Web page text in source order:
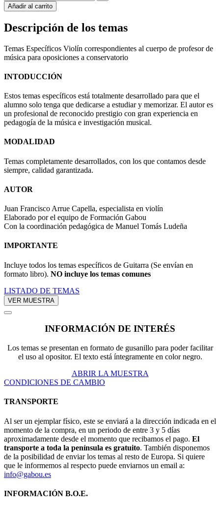
Añadir al carrito
Descripción de los temas
Temas Específicos Violín correspondientes al cuerpo de profesor de
música para oposiciones a conservatorio
INTODUCCIÓN
Estos temas específicos está totalmente desarrollado para que el
alumno solo tenga que dedicarse a estudiar y memorizar. El autor es
un profesional de reconocido prestigio con gran experiencia en
pedagogía de la música e investigación musical.
MODALIDAD
Temas completamente desarrollados, con los que contamos desde
siempre, calidad garantizada.
AUTOR
Juan Francisco Arrue Capella, especialista en violín
Elaborado por el equipo de Formación Gabou
Con la coordinación pedagógica de Manuel Tomás Ludeña
IMPORTANTE
Incluye todos los temas específicos de Guitarra (Se envían en
formato libro). NO incluye los temas comunes
LISTADO DE TEMAS
VER MUESTRA
INFORMACIÓN DE INTERÉS
Los temas se presentan en formato de gusanillo para poder facilitar
el uso al opositor. El texto está íntegramente en color negro.
ABRIR LA MUESTRA
CONDICIONES DE CAMBIO
TRANSPORTE
Al ser un ejemplar físico, este se enviará a la dirección indicada en el
momento de la compra, en un periodo de entre 3 y 5 días
aproximadamente desde el momento que recibamos el pago. El
transporte a toda la península es gratuito. También disponemos
de la posibilidad de enviar los temas al resto de Europa. Si quiere
que le informemos al respecto puede enviarnos un email a:
info@gabou.es
INFORMACIÓN B.O.E.